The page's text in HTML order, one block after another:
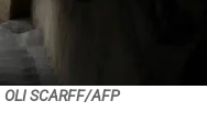
OLI SCARFF/AFP